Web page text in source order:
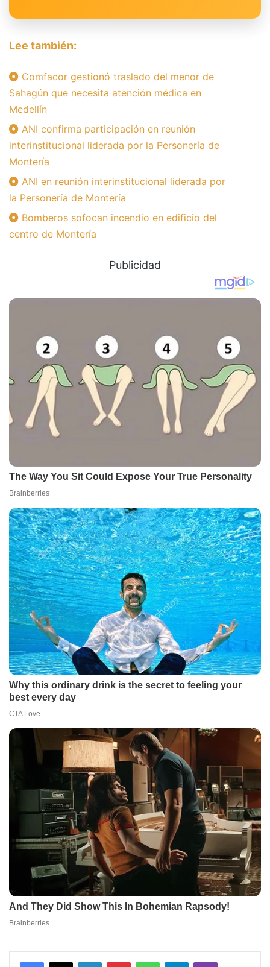
Lee también:
Comfacor gestionó traslado del menor de
Sahagún que necesita atención médica en
Medellín
ANI confirma participación en reunión
interinstitucional liderada por la Personería de
Montería
ANI en reunión interinstitucional liderada por
la Personería de Montería
Bomberos sofocan incendio en edificio del
centro de Montería
Publicidad
Facebook
X LinkedInPinterestWhatsAppTelegramViber